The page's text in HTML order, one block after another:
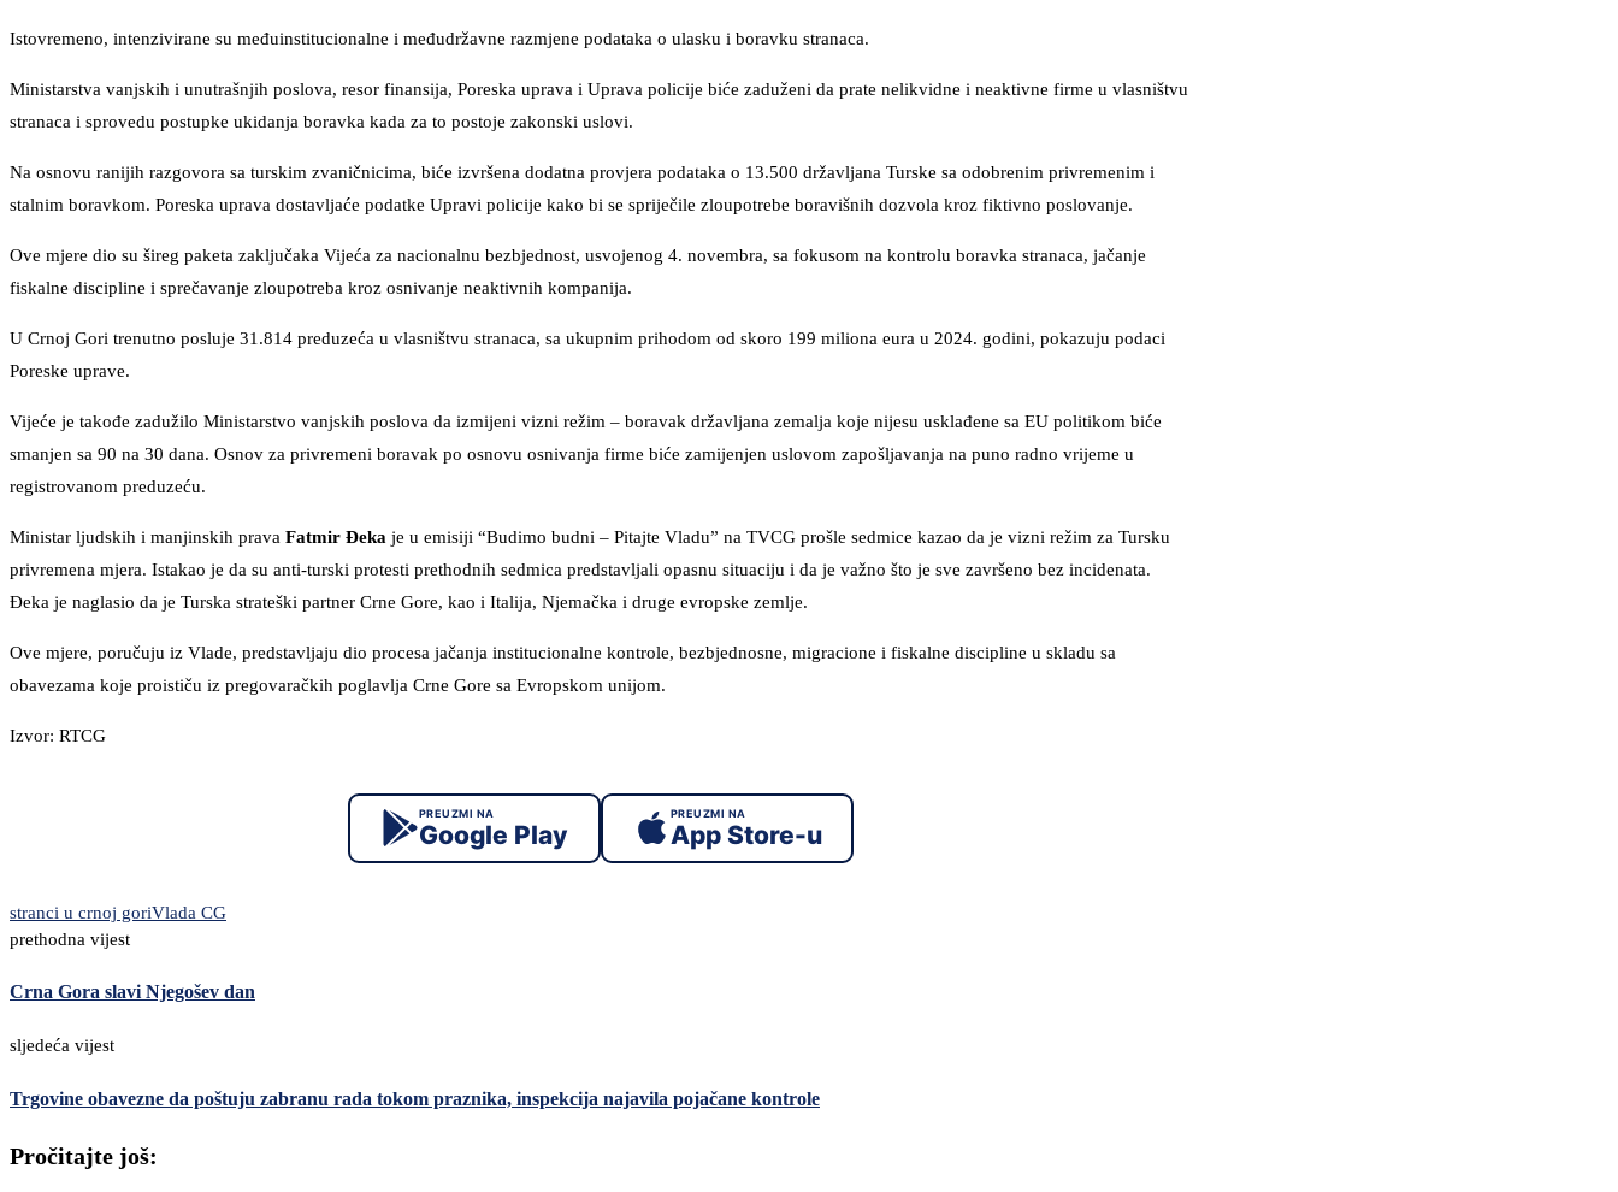
Istovremeno, intenzivirane su međuinstitucionalne i međudržavne razmjene podataka o ulasku i boravku stranaca.
Ministarstva vanjskih i unutrašnjih poslova, resor finansija, Poreska uprava i Uprava policije biće zaduženi da prate nelikvidne i neaktivne firme u vlasništvu
stranaca i sprovedu postupke ukidanja boravka kada za to postoje zakonski uslovi.
Na osnovu ranijih razgovora sa turskim zvaničnicima, biće izvršena dodatna provjera podataka o 13.500 državljana Turske sa odobrenim privremenim i
stalnim boravkom. Poreska uprava dostavljaće podatke Upravi policije kako bi se spriječile zloupotrebe boravišnih dozvola kroz fiktivno poslovanje.
Ove mjere dio su šireg paketa zaključaka Vijeća za nacionalnu bezbjednost, usvojenog 4. novembra, sa fokusom na kontrolu boravka stranaca, jačanje
fiskalne discipline i sprečavanje zloupotreba kroz osnivanje neaktivnih kompanija.
U Crnoj Gori trenutno posluje 31.814 preduzeća u vlasništvu stranaca, sa ukupnim prihodom od skoro 199 miliona eura u 2024. godini, pokazuju podaci
Poreske uprave.
Vijeće je takođe zadužilo Ministarstvo vanjskih poslova da izmijeni vizni režim – boravak državljana zemalja koje nijesu usklađene sa EU politikom biće
smanjen sa 90 na 30 dana. Osnov za privremeni boravak po osnovu osnivanja firme biće zamijenjen uslovom zapošljavanja na puno radno vrijeme u
registrovanom preduzeću.
Ministar ljudskih i manjinskih prava Fatmir Đeka je u emisiji “Budimo budni – Pitajte Vladu” na TVCG prošle sedmice kazao da je vizni režim za Tursku
privremena mjera. Istakao je da su anti-turski protesti prethodnih sedmica predstavljali opasnu situaciju i da je važno što je sve završeno bez incidenata.
Đeka je naglasio da je Turska strateški partner Crne Gore, kao i Italija, Njemačka i druge evropske zemlje.
Ove mjere, poručuju iz Vlade, predstavljaju dio procesa jačanja institucionalne kontrole, bezbjednosne, migracione i fiskalne discipline u skladu sa
obavezama koje proističu iz pregovaračkih poglavlja Crne Gore sa Evropskom unijom.
Izvor: RTCG
PREUZMI NA
Google Play
PREUZMI NA
App Store-u
stranci u crnoj goriVlada CG
prethodna vijest
Crna Gora slavi Njegošev dan
sljedeća vijest
Trgovine obavezne da poštuju zabranu rada tokom praznika, inspekcija najavila pojačane kontrole
Pročitajte još: